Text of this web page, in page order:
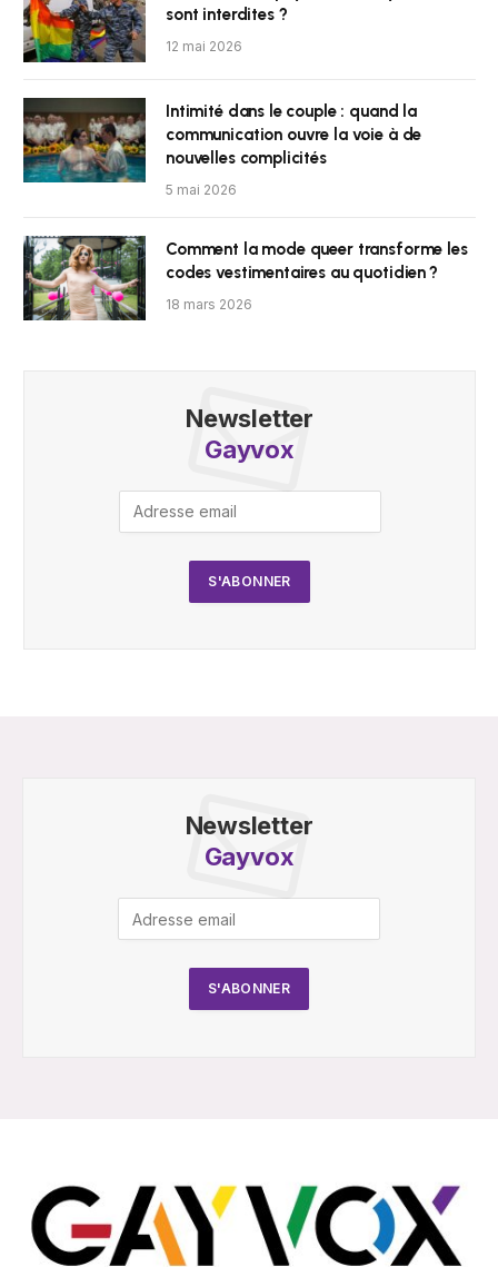
sont interdites ?
12 mai 2026
Intimité dans le couple : quand la
communication ouvre la voie à de
nouvelles complicités
5 mai 2026
Comment la mode queer transforme les
codes vestimentaires au quotidien ?
18 mars 2026
Newsletter
Gayvox
Newsletter
Gayvox